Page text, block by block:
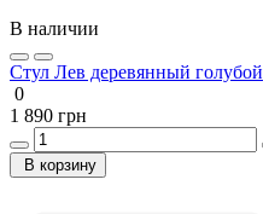
В наличии
Стул Лев деревянный голубой
0
1 890 грн
В корзину